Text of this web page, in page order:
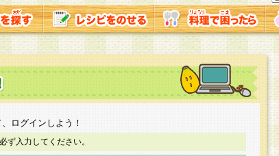
ログインしよう！
ず入力してください。